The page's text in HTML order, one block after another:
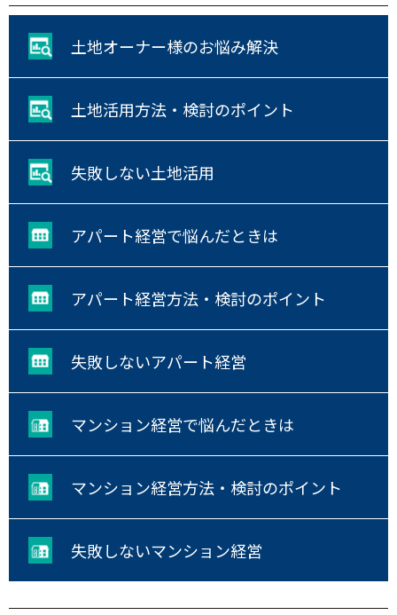
土地オーナー様のお悩み解決
土地活用方法・検討のポイント
失敗しない土地活用
アパート経営で悩んだときは
アパート経営方法・検討のポイント
失敗しないアパート経営
マンション経営で悩んだときは
マンション経営方法・検討のポイント
失敗しないマンション経営